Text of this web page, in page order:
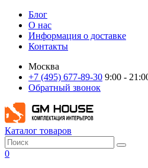
Блог
О нас
Информация о доставке
Контакты
Москва
+7 (495) 677-89-30 9:00 -
Обратный звонок
Каталог товаров
0